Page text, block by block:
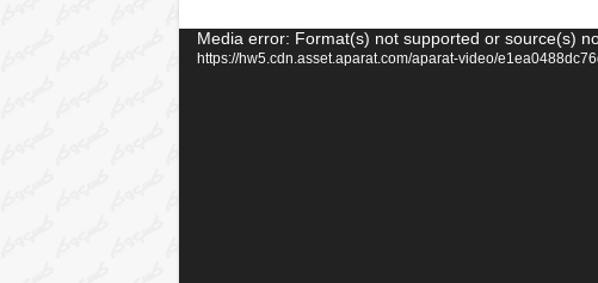
Media error: Format(s) not supported or source(s)